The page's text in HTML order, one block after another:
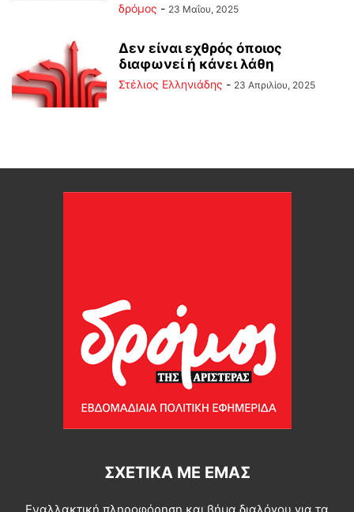
δρόμος - 23 Μαΐου, 2025
Δεν είναι εχθρός όποιος
διαφωνεί ή κάνει λάθη
Στέλιος Ελληνιάδης - 23 Απριλίου, 2025
ΣΧΕΤΙΚΆ ΜΕ ΕΜΆΣ